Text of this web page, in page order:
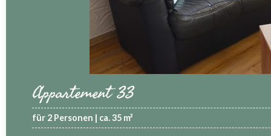
Appartement 33
für 2 Personen | ca. 35 m²